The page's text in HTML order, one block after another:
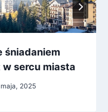
śniadaniem
sercu miasta
2025